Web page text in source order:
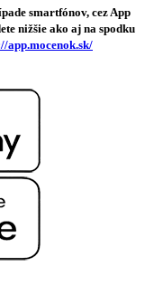
smartfónov, cez App
nižšie ako aj na spodku
app.mocenok.sk/